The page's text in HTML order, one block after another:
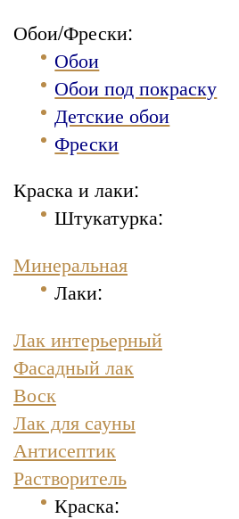
Обои/Фрески:
Обои
Обои под покраску
Детские обои
Фрески
Краска и лаки:
Штукатурка:
Минеральная
Лаки:
Лак интерьерный
Фасадный лак
Воск
Лак для сауны
Антисептик
Растворитель
Краска: